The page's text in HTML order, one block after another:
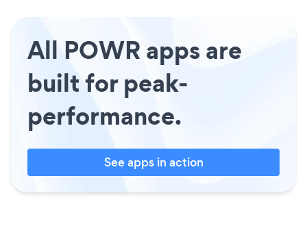
All POWR apps are
built for peak-
performance.
See apps in action